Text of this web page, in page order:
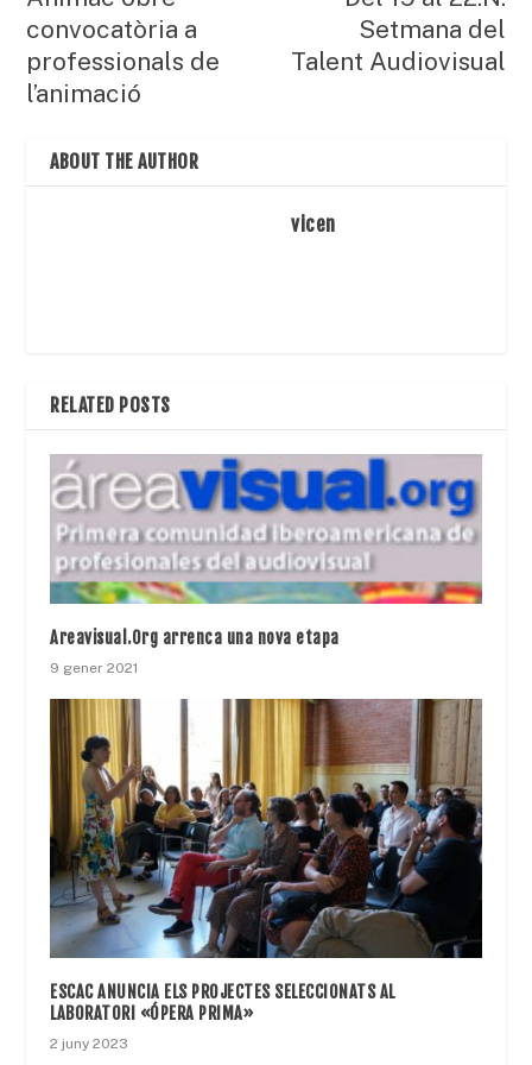
convocatòria a
professionals de
l’animació
Setmana del
Talent Audiovisual
ABOUT THE AUTHOR
vicen
RELATED POSTS
Areavisual.Org arrenca una nova etapa
9 gener 2021
ESCAC ANUNCIA ELS PROJECTES SELECCIONATS AL
LABORATORI «ÓPERA PRIMA»
2 juny 2023